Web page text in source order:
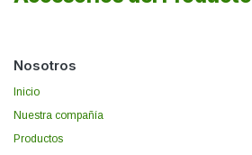
Nosotros
Inicio
Nuestra compañía
Productos